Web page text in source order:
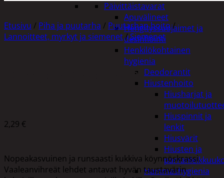
Päivittäistavarat
Apuvälineet
Hengityssuojaimet ja
desinfiointi
Henkilökohtainen
hygienia
Deodorantit
Hiustenhoito
Hiusharjat ja
Hiuspinnit ja
lenkit
Hiusvärit
Hiusten ja
Hammashygienia
Etusivu / Piha ja puutarha / Puutarhan hoito /
Lannoitteet, myrkyt ja siemenet/Siemenet
KRASSI, KANARIANKÖYNNÖS
2,29 €
Nopeakasvuinen ja runsaasti kukkiva köynnöskrassi.
Vaaleanvihreät lehdet antavat hyvän taustavärin